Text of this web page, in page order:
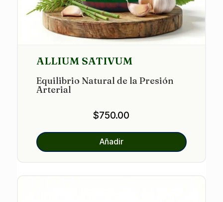
ALLIUM SATIVUM
Equilibrio Natural de la Presión
Arterial
$750.00
Añadir